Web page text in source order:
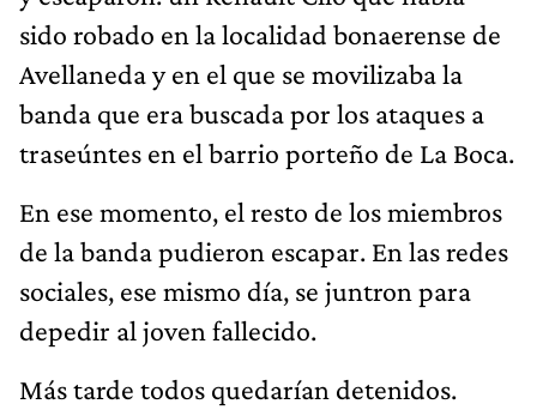
sido robado en la localidad bonaerense de
Avellaneda y en el que se movilizaba la
banda que era buscada por los ataques a
traseúntes en el barrio porteño de La Boca.
En ese momento, el resto de los miembros
de la banda pudieron escapar. En las redes
sociales, ese mismo día, se juntron para
depedir al joven fallecido.
Más tarde todos quedarían detenidos.